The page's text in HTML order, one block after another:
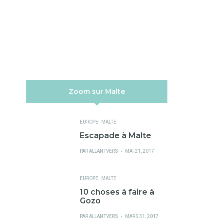
Zoom sur Malte
EUROPE MALTE
Escapade à Malte
PARALLANTVERS
PUBLIÉ
MAI 21, 2017
EUROPE MALTE
10 choses à faire à
Gozo
PARALLANTVERS
PUBLIÉ
MARS 31, 2017